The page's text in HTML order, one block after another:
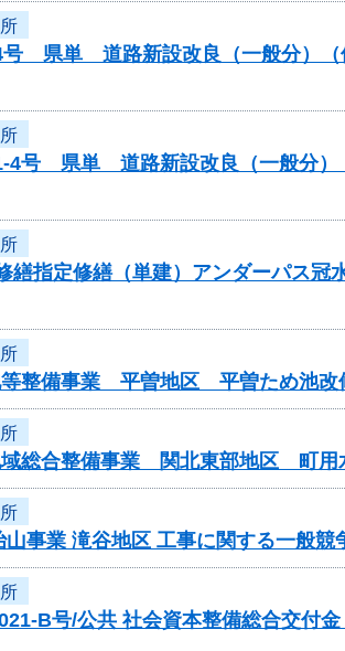
号 県単 道路新設改良（一般分）
4号 県単 道路新設改良（一般分
指定修繕（単建）アンダーパス冠
等整備事業 平曽地区 平曽ため池
域総合整備事業 関北東部地区 町
山事業 滝谷地区 工事に関する一般競
B号/公共 社会資本整備総合交付